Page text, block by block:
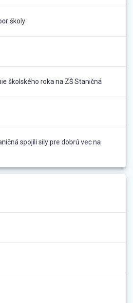
školy
školského roka na ZŠ Staničná
spojili sily pre dobrú vec na